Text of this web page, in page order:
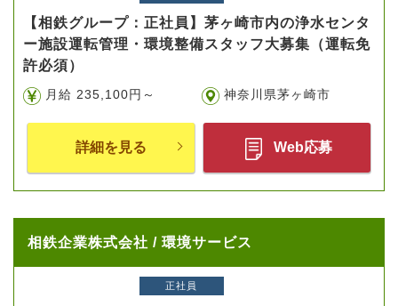
【相鉄グループ：正社員】茅ヶ崎市内の浄水センタ
ー施設運転管理・環境整備スタッフ大募集（運転免
許必須）
月給 235,100円～ 神奈川県茅ヶ崎市
詳細を見る Web応募
相鉄企業株式会社 / 環境サービス
正社員